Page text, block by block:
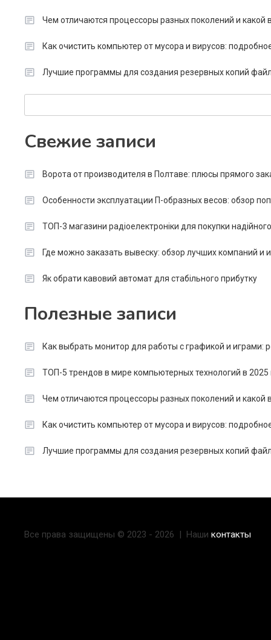
Чем отличаются процессоры разных поколений и какой
Как очистить компьютер от мусора и вирусов:
Лучшие программы для создания резервных копий
Свежие записи
Ворота от производителя в Полтаве: плюсы прямого
Особенности эксплуатации П-образных весов: обзор
ТОП-3 магазини радіоелектроніки для покупки
Где можно заказать вывеску: обзор лучших компаний и
Як обрати кавовий автомат для стабільного прибутку
Полезные записи
Как выбрать монитор для работы с графикой и играми:
ТОП-5 трендов в мире компьютерных технологий в 2025
Чем отличаются процессоры разных поколений и какой
Как очистить компьютер от мусора и вирусов:
Лучшие программы для создания резервных копий
Все права защищены © 2023 - 2026 | Наши контакты